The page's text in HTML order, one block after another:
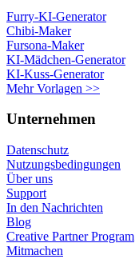
Furry-KI-Generator
Chibi-Maker
Fursona-Maker
KI-Mädchen-Generator
KI-Kuss-Generator
Mehr Vorlagen >>
Unternehmen
Datenschutz
Nutzungsbedingungen
Über uns
Support
In den Nachrichten
Blog
Creative Partner Program
Mitmachen